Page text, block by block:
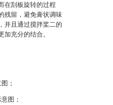
在刮板旋转的过程
残留，避免膏状调味
并且通过搅拌桨二的
充分的结合。
；
图；